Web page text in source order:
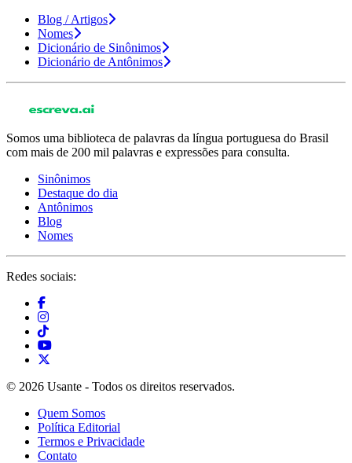
Blog / Artigos
Nomes
Dicionário de Sinônimos
Dicionário de Antônimos
Somos uma biblioteca de palavras da língua portuguesa do Brasil
com mais de 200 mil palavras e expressões para consulta.
Sinônimos
Destaque do dia
Antônimos
Blog
Nomes
Redes sociais:
© 2026 Usante - Todos os direitos reservados.
Quem Somos
Política Editorial
Termos e Privacidade
Contato